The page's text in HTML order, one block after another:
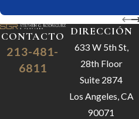
CONTACTO
213-481-
6811
DIRECCIÓN
633 W 5th St,
28th Floor
Suite 2874
Los Angeles, CA
90071